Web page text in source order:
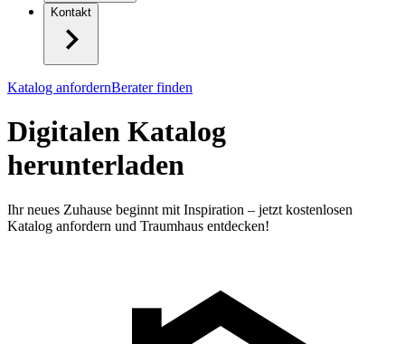
Kontakt
Katalog anfordernBerater finden
Digitalen Katalog
herunterladen
Ihr neues Zuhause beginnt mit Inspiration – jetzt kostenlosen
Katalog anfordern und Traumhaus entdecken!